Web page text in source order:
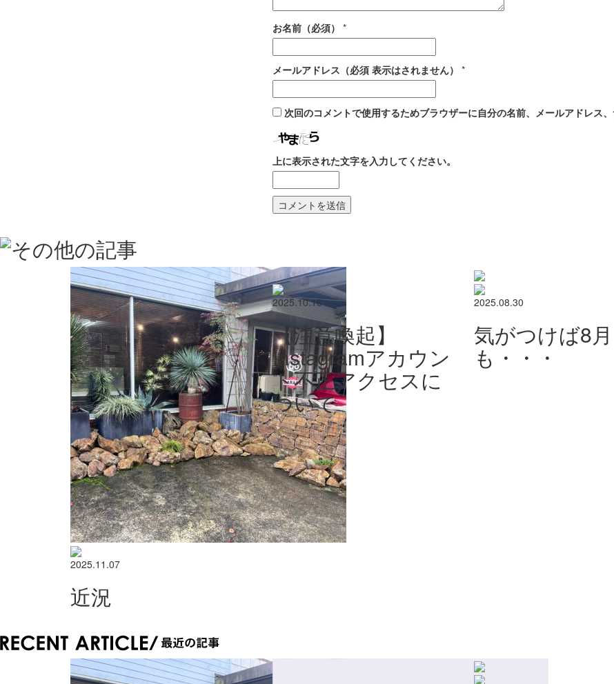
お名前（必須） *
メールアドレス（必須 表示はされません） *
次回のコメントで使用するためブラウザーに自分の名前、メールアドレス、
上に表示された文字を入力してください。
2025.11.07
近況
2025.10.16
【注意喚起】
Instagramアカウン
ト不正アクセスに
ついて
2025.08.30
気がつけば8月
も・・・